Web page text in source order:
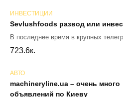
ИНВЕСТИЦИИ
Sevlushfoods развод или
В последнее время в крупных
723.6к.
АВТО
machineryline.ua – очень много
объявлений по Киеву